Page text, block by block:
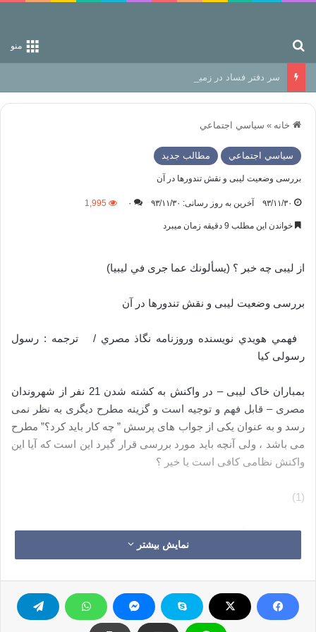
منو
سر دفتر فساد در زمین‌، دوری وکناره‌گیری از راه خداست‌!
خانه » سياسي اجتماعي
سياسي اجتماعي مطالب جدید
بررسی وضعیت لیبی و نقش تندورها در آن
۹۳/۱۱/۳۰ آخرین به روز رسانی: ۹۳/۱۱/۳۰ ۰ 1,995
خواندن این مطلب 9 دقیقه زمان میبرد
از لیبی چه خبر ؟ (يسألونك عما جرى في ليبيا)
بررسی وضعیت لیبی و نقش تندورها در آن
فهمي هويدي نویسنده وروزنامه نگاذ مصري / ترجمه : رسول
رسولی کیا
بمباران خاک لیبی – در واکنش به کشته شدن 21 نفر از شهروندان
مصری – قابل فهم و توجیه است و گزینه مطرح دیگری به نظر نمی
رسد و به عنوان یکی از جواب های پرسش ” چه کار باید کرد؟” مطرح
می باشد ، ولی آنچه باید مورد بررسی قرار گیرد این است که آیا این
واکنش نظامی کافی است یا خیر ؟
(1)
قبل از سخن گفتن از موضوع باید ابتدا چند نکته مهم را متذکر شد
نه اخلاق ؛ علاوه بر اینکه به هیچ قانون و یا عرفی هم احترام نمی
گذارد و از روزی که دولتش را اعلام نموده – ژانویه 2014- کسی
نبوده و نیست که جلودار شرارتش باشد.
نمایش بیشتر